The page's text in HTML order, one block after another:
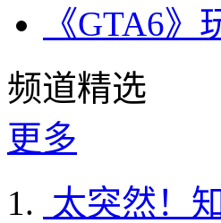
《GTA6
频道精选
更多
太突然！